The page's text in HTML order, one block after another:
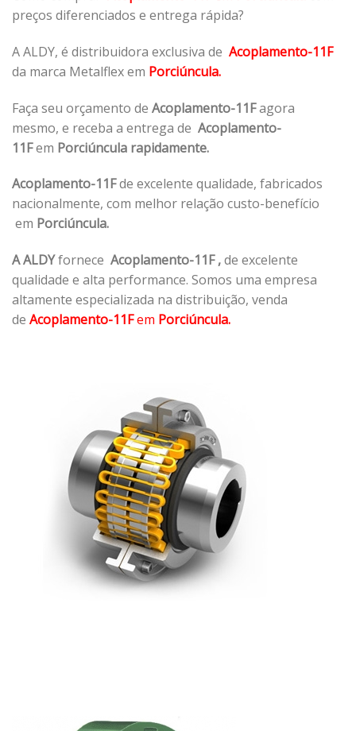
preços diferenciados e entrega rápida?
A ALDY, é distribuidora exclusiva de Acoplamento-11F
da marca Metalflex em Porciúncula.
Faça seu orçamento de Acoplamento-11Fagora
mesmo, e receba a entrega de Acoplamento-
11Fem Porciúncula rapidamente.
Acoplamento-11Fde excelente qualidade, fabricados
nacionalmente, com melhor relação custo-benefício
em Porciúncula.
A ALDYfornece Acoplamento-11F ,de excelente
qualidade e alta performance. Somos uma empresa
altamente especializada na distribuição, venda
de Acoplamento-11Fem Porciúncula.